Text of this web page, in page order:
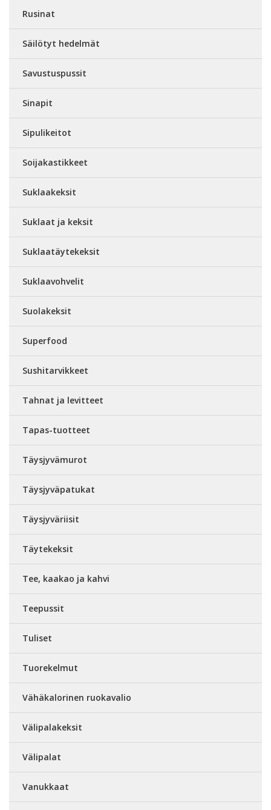
Rusinat
Säilötyt hedelmät
Savustuspussit
Sinapit
Sipulikeitot
Soijakastikkeet
Suklaakeksit
Suklaat ja keksit
Suklaatäytekeksit
Suklaavohvelit
Suolakeksit
Superfood
Sushitarvikkeet
Tahnat ja levitteet
Tapas-tuotteet
Täysjyvämurot
Täysjyväpatukat
Täysjyväriisit
Täytekeksit
Tee, kaakao ja kahvi
Teepussit
Tuliset
Tuorekelmut
Vähäkalorinen ruokavalio
Välipalakeksit
Välipalat
Vanukkaat